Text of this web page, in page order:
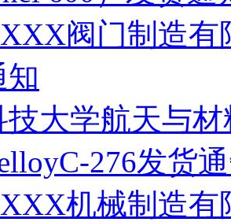
阀门制造有
知
技大学航天与
276发货
机械制造有